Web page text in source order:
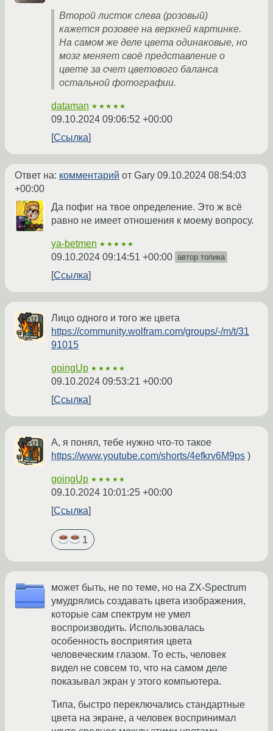
Второй листок слева (розовый)
кажется розовее на верхней картинке.
На самом же деле цвета одинаковые, но
мозг меняет своё представление о
цвете за счет цветового баланса
остальной фотографии.
dataman ★★★★★
09.10.2024 09:06:52 +00:00
Ссылка
Ответ на: комментарий от Gary 09.10.2024 08:54:03
+00:00
Да пофиг на твое определение. Это ж всё
равно не имеет отношения к моему вопросу.
ya-betmen ★★★★★
09.10.2024 09:14:51 +00:00 автор топика
Ссылка
Лицо одного и того же цвета
https://community.wolfram.com/groups/-/m/t/31
91015
goingUp ★★★★★
09.10.2024 09:53:21 +00:00
Ссылка
А, я понял, тебе нужно что-то такое
https://www.youtube.com/shorts/4efkrv6M9ps )
goingUp ★★★★★
09.10.2024 10:01:25 +00:00
Ссылка
1
может быть, не по теме, но на ZX-Spectrum
умудрялись создавать цвета изображения,
которые сам спектрум не умел
воспроизводить. Использовалась
особенность восприятия цвета
человеческим глазом. То есть, человек
видел не совсем то, что на самом деле
показывал экран у этого компьютера.
Типа, быстро переключались стандартные
цвета на экране, а человек воспринимал